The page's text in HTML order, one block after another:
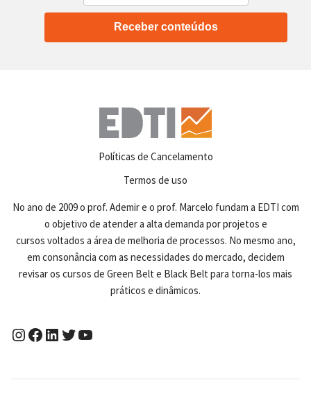
Receber conteúdos
Políticas de Cancelamento
Termos de uso
No ano de 2009 o prof. Ademir e o prof. Marcelo fundam a EDTI com
o objetivo de atender a alta demanda por projetos e
cursos voltados a área de melhoria de processos. No mesmo ano,
em consonância com as necessidades do mercado, decidem
revisar os cursos de Green Belt e Black Belt para torna-los mais
práticos e dinâmicos.